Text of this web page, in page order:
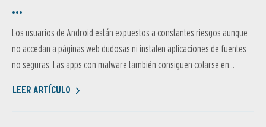
...
Los usuarios de Android están expuestos a constantes riesgos aunque
no accedan a páginas web dudosas ni instalen aplicaciones de fuentes
no seguras. Las apps con malware también consiguen colarse en...
LEER ARTÍCULO